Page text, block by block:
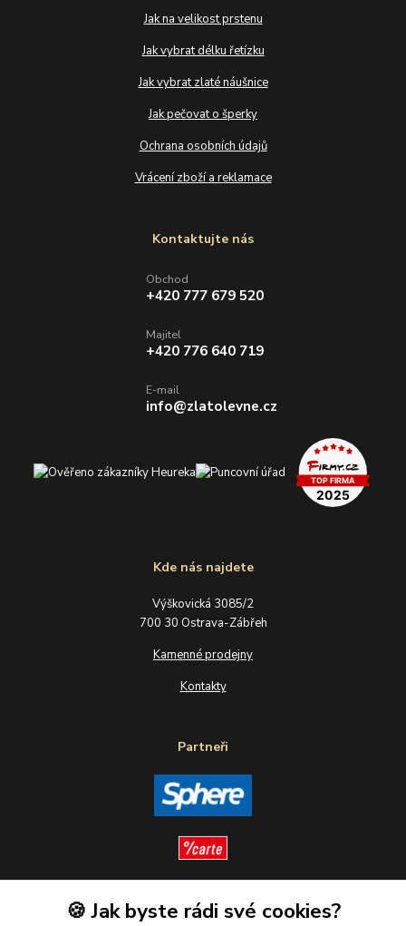
Jak na velikost prstenu
Jak vybrat délku řetízku
Jak vybrat zlaté náušnice
Jak pečovat o šperky
Ochrana osobních údajů
Vrácení zboží a reklamace
Kde nás najdete
Výškovická 3085/2
700 30 Ostrava-Zábřeh
Kamenné prodejny
Kontakty
Partneři
Sledujte nás
Kontaktujte nás
Obchod
+420 777 679 520
Majitel
+420 776 640 719
E-mail
info@zlatolevne.cz
🍪 Jak byste rádi své cookies?